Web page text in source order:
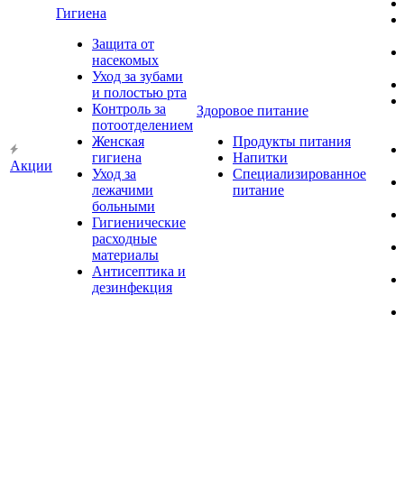
Акции
Гигиена
Защита от
насекомых
Уход за зубами
и полостью рта
Контроль за
потоотделением
Женская
гигиена
Уход за
лежачими
больными
Гигиенические
расходные
материалы
Антисептика и
дезинфекция
Здоровое питание
Продукты питания
Напитки
Специализированное
питание